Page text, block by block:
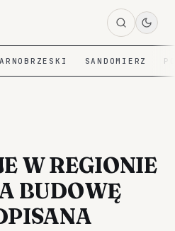
SANDOMIERZ
W REGIONIE
BUDOWĘ